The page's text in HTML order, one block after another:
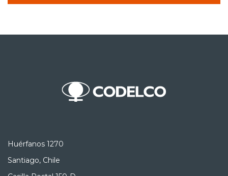
Huérfanos 1270
Santiago, Chile